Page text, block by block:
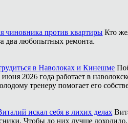
чиновника против квартиры Кто
два любопытных ремонта.
в Наволоках и Кинешме
2026 года работает в
тренеру помогает его
искал себя в лихих делах
Чтобы до них лучше